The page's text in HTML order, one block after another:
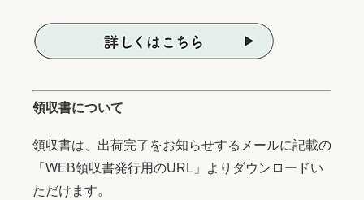
領収書について
領収書は、出荷完了をお知らせするメールに記載の
「WEB領収書発行用のURL」よりダウンロードい
ただけます。